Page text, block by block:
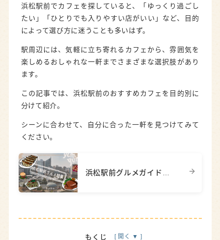
浜松駅前でカフェを探していると、「ゆっくり過ごし
たい」「ひとりでも入りやすい店がいい」など、目的
によって選び方に迷うことも多いはず。
駅周辺には、気軽に立ち寄れるカフェから、雰囲気を
楽しめるおしゃれな一軒までさまざまな選択肢があり
ます。
この記事では、浜松駅前のおすすめカフェを目的別に
分けて紹介。
シーンに合わせて、自分に合った一軒を見つけてみて
ください。
もくじ